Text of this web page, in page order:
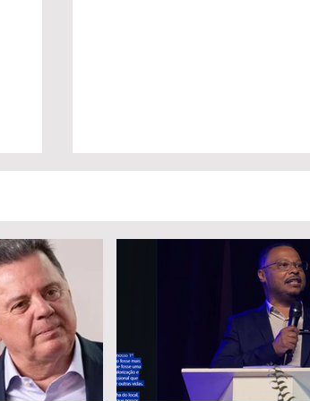
Abertura oficial do
Campeonato Municipal de
Quadrilhas Juninas